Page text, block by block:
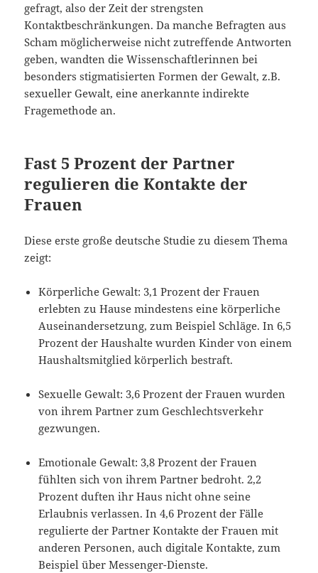
gefragt, also der Zeit der strengsten
Kontaktbeschränkungen. Da manche Befragten aus
Scham möglicherweise nicht zutreffende Antworten
geben, wandten die Wissenschaftlerinnen bei
besonders stigmatisierten Formen der Gewalt, z.B.
sexueller Gewalt, eine anerkannte indirekte
Fragemethode an.
Fast 5 Prozent der Partner
regulieren die Kontakte der
Frauen
Diese erste große deutsche Studie zu diesem Thema
zeigt:
Körperliche Gewalt: 3,1 Prozent der Frauen
erlebten zu Hause mindestens eine körperliche
Auseinandersetzung, zum Beispiel Schläge. In 6,5
Prozent der Haushalte wurden Kinder von einem
Haushaltsmitglied körperlich bestraft.
Sexuelle Gewalt: 3,6 Prozent der Frauen wurden
von ihrem Partner zum Geschlechtsverkehr
gezwungen.
Emotionale Gewalt: 3,8 Prozent der Frauen
fühlten sich von ihrem Partner bedroht. 2,2
Prozent duften ihr Haus nicht ohne seine
Erlaubnis verlassen. In 4,6 Prozent der Fälle
regulierte der Partner Kontakte der Frauen mit
anderen Personen, auch digitale Kontakte, zum
Beispiel über Messenger-Dienste.